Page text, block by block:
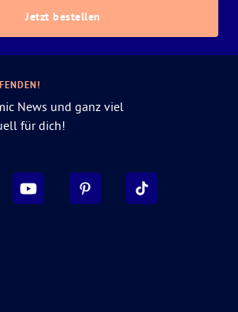
Jetzt bestellen
News und ganz viel
für dich!